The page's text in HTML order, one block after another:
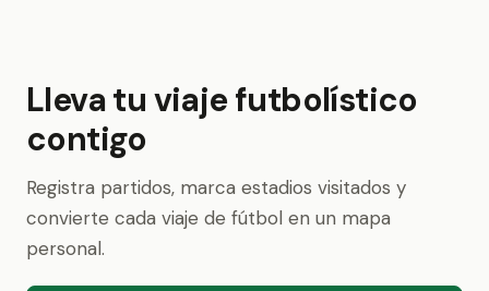
Lleva tu viaje futbolístico
contigo
Registra partidos, marca estadios visitados y
convierte cada viaje de fútbol en un mapa
personal.